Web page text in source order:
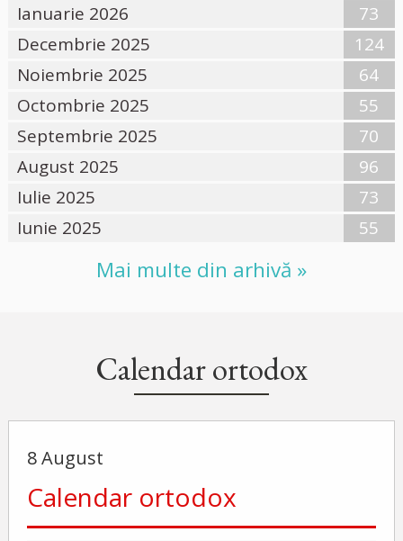
Ianuarie 2026
73
Decembrie 2025
124
Noiembrie 2025
64
Octombrie 2025
55
Septembrie 2025
70
August 2025
96
Iulie 2025
73
Iunie 2025
55
Mai multe din arhivă »
Calendar ortodox
8 August
Calendar ortodox